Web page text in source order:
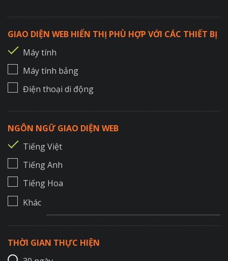
GIAO DIỆN WEB HIỂN THỊ PHÙ HỢP VỚI CÁC THIẾT BỊ
Máy tính
Máy tính bảng
Điện thoại di động
NGÔN NGỮ GIAO DIỆN WEB
Tiếng Việt
Tiếng Anh
Tiếng Hoa
Khác
THỜI GIAN THỰC HIỆN